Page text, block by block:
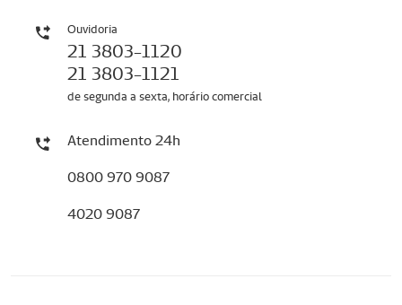
Ouvidoria
21 3803-1120
21 3803-1121
de segunda a sexta, horário comercial
Atendimento 24h
0800 970 9087
4020 9087